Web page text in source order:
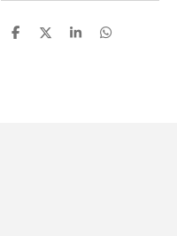
D
D
S
D